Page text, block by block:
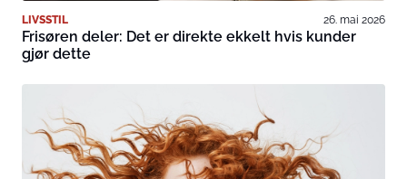
LIVSSTIL 26. mai 2026
Frisøren deler: Det er direkte ekkelt hvis kunder
gjør dette